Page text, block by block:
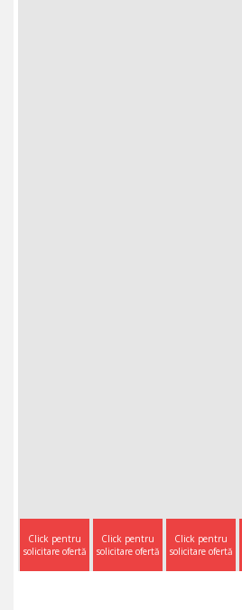
Click pentru
solicitare ofertă
Click pentru
solicitare ofertă
Click pentru
solicitare ofertă